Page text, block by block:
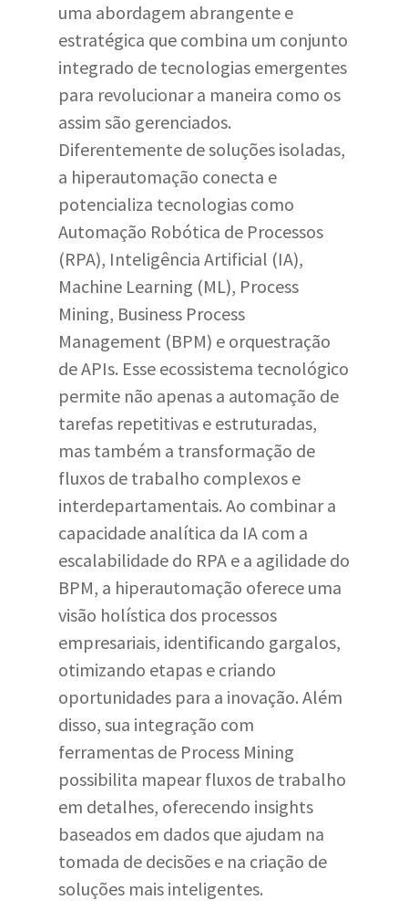
uma abordagem abrangente e
estratégica que combina um conjunto
integrado de tecnologias emergentes
para revolucionar a maneira como os
assim são gerenciados.
Diferentemente de soluções isoladas,
a hiperautomação conecta e
potencializa tecnologias como
Automação Robótica de Processos
(RPA), Inteligência Artificial (IA),
Machine Learning (ML), Process
Mining, Business Process
Management (BPM) e orquestração
de APIs. Esse ecossistema tecnológico
permite não apenas a automação de
tarefas repetitivas e estruturadas,
mas também a transformação de
fluxos de trabalho complexos e
interdepartamentais. Ao combinar a
capacidade analítica da IA com a
escalabilidade do RPA e a agilidade do
BPM, a hiperautomação oferece uma
visão holística dos processos
empresariais, identificando gargalos,
otimizando etapas e criando
oportunidades para a inovação. Além
disso, sua integração com
ferramentas de Process Mining
possibilita mapear fluxos de trabalho
em detalhes, oferecendo insights
baseados em dados que ajudam na
tomada de decisões e na criação de
soluções mais inteligentes.